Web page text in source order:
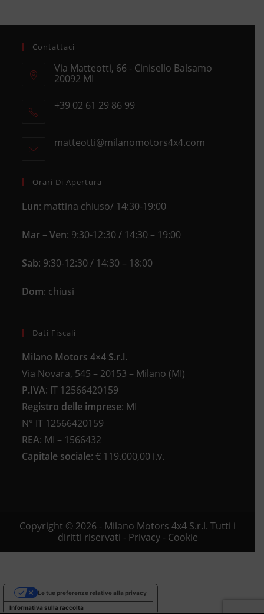
Contattaci
Via Matteotti, 66 - Cinisello Balsamo
20092 MI
in
+39 02 61 29 86 99
your
matteotti@milanomotors4x4.comOpens
Orari Di Apertura
Lun: mattina chiuso/ 14:30-19:00
Mar – Ven: 9:30-12:30 / 14:30 – 19:00
Sab: 9:30-12:30 / 14:30 – 18:00
Dom: chiusi
Dati Fiscali
Milano Motors 4×4 S.r.l.
Via Novara, 545 – 20153 – Milano (MI)
P.IVA: IT 12566420159
Registro delle imprese: MI
N° IT 12566420159
REA: MI – 1566432
Capitale sociale: € 119.000,00 i.v.
Copyright © 2026 - Milano Motors 4x4 S.r.l. Tutti i
diritti riservati - Privacy- Cookie
Informativa sulla raccolta
Le tue preferenze relative alla privacy